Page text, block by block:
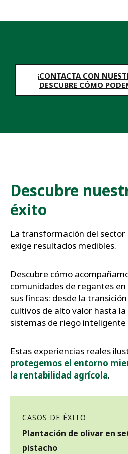
¡CONTACTA CON
DESCUBRE CÓMO
CASOS DE ÉXITO
Plantación de olivar en
pistacho
Descubre
éxito
La transformación del
exige resultados medibles.
Descubre cómo
comunidades de regantes
sus fincas: desde la
cultivos de alto valor hasta
sistemas de riego inteligente
Estas experiencias reales
protegemos el entorno
la rentabilidad agrícola.